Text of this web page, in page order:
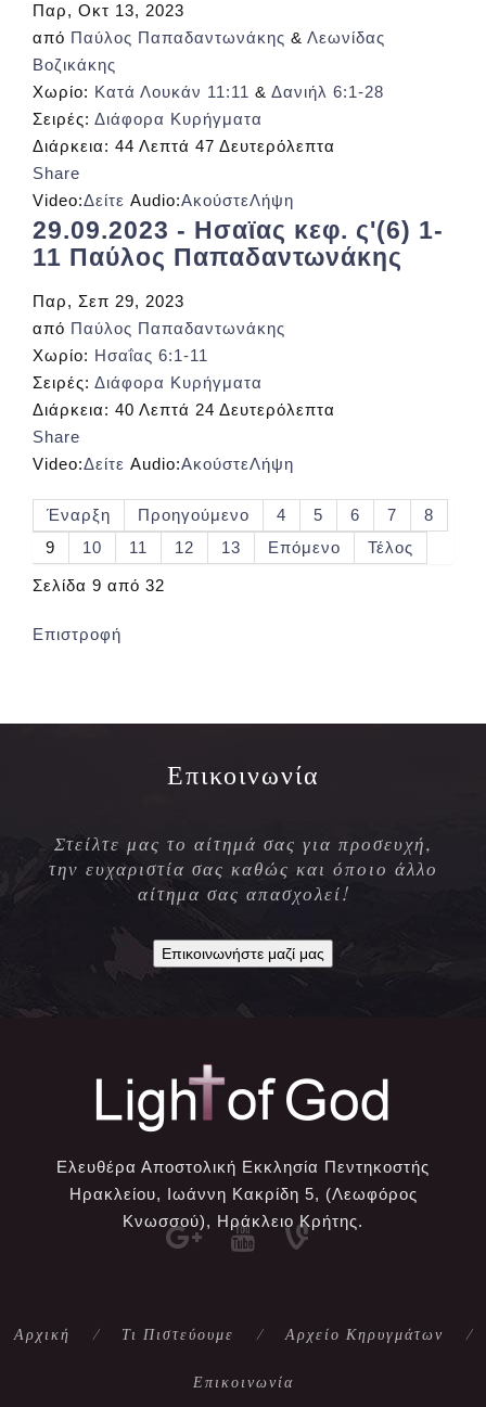
Παρ, Οκτ 13, 2023
από Παύλος Παπαδαντωνάκης & Λεωνίδας
Βοζικάκης
Χωρίο: Κατά Λουκάν 11:11 & Δανιήλ 6:1-28
Σειρές: Διάφορα Κυρήγματα
Διάρκεια: 44 Λεπτά 47 Δευτερόλεπτα
Share
Video:Δείτε Audio:ΑκούστεΛήψη
29.09.2023 - Ησαϊας κεφ. ς'(6) 1-
11 Παύλος Παπαδαντωνάκης
Παρ, Σεπ 29, 2023
από Παύλος Παπαδαντωνάκης
Χωρίο: Ησαΐας 6:1-11
Σειρές: Διάφορα Κυρήγματα
Διάρκεια: 40 Λεπτά 24 Δευτερόλεπτα
Share
Video:Δείτε Audio:ΑκούστεΛήψη
Έναρξη Προηγούμενο 4 5 6 7
8
9
10 11 12 13 Επόμενο Τέλος
Σελίδα 9 από 32
Επιστροφή
Επικοινωνία
Στείλτε μας το αίτημά σας για προσευχή,
την ευχαριστία σας καθώς και όποιο άλλο
αίτημα σας απασχολεί!
Επικοινωνήστε μαζί μας
Ελευθέρα Αποστολική Εκκλησία Πεντηκοστής
Ηρακλείου, Ιωάννη Κακρίδη 5, (Λεωφόρος
Κνωσσού), Ηράκλειο Κρήτης.
Αρχική Τι Πιστεύουμε Αρχείο Κηρυγμάτων
Επικοινωνία